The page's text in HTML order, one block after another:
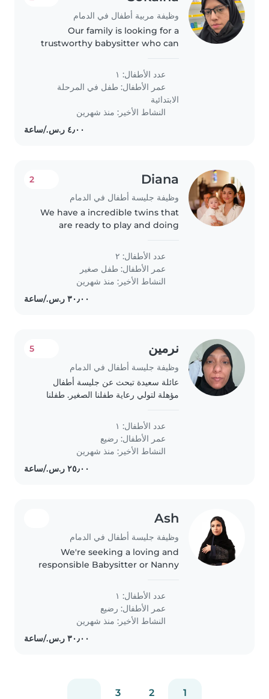
وظيفة مربية أطفال في الدمام
Our family is looking for a
trustworthy babysitter who can
old and a 3 year old. We need a
babysitter who is comfortable
with pets and doing some..
عدد الأطفال: ١
عمر الأطفال: طفل في المرحلة
الابتدائية
النشاط الأخير: منذ شهرين
Diana
وظيفة جليسة أطفال في الدمام
2
We have a incredible twins that
are ready to play and doing
running or jumping. We have a
dog a
عدد الأطفال: ٢
عمر الأطفال: طفل صغير
النشاط الأخير: منذ شهرين
نرمين
وظيفة جليسة أطفال في الدمام
5
عائلة سعيدة تبحث عن جليسة أطفال
مؤهلة لتولي رعاية طفلنا الصغير. طفلنا
أطفال يمكن أن تساعد في المهام المنزلية.
نتمنى أن تكون جليسة الأطفال متاحة
لتولي..
عدد الأطفال: ١
عمر الأطفال: رضيع
النشاط الأخير: منذ شهرين
Ash
وظيفة جليسة أطفال في الدمام
We're seeking a loving and
responsible Babysitter or Nanny
curious baby. Our little one is full
of life and always eager to
explore, so we're looking..
عدد الأطفال: ١
عمر الأطفال: رضيع
النشاط الأخير: منذ شهرين
1
2
3